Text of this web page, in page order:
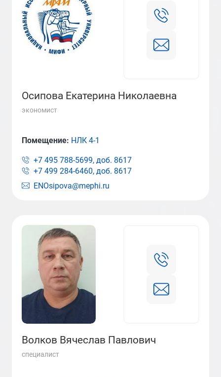
Осипова Екатерина Николаевна
экономист
ENOsipova@mephi.ru
Помещение: НЛК 4-1
+7 495 788-5699, доб. 8617
+7 499 284-6460, доб. 8617
Волков Вячеслав Павлович
специалист